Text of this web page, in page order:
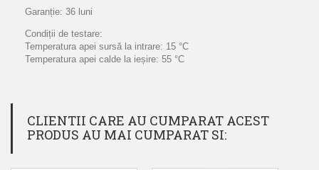
Garanție: 36 luni
Condiții de testare:
Temperatura apei sursă la intrare: 15 °C
Temperatura apei calde la ieșire: 55 °C
CLIENTII CARE AU CUMPARAT ACEST
PRODUS AU MAI CUMPARAT SI: